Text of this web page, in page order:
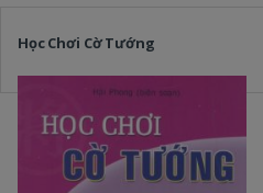
Học Chơi Cờ Tướng